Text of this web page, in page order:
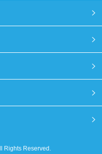
Rights Reserved.